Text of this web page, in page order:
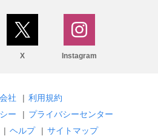
X Instagram
社 | 利用規約
ー
| プライバシーセンター
| ヘルプ | サイトマップ